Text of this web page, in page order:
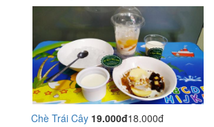
Chè Trái Cây 19.000đ18.000đ